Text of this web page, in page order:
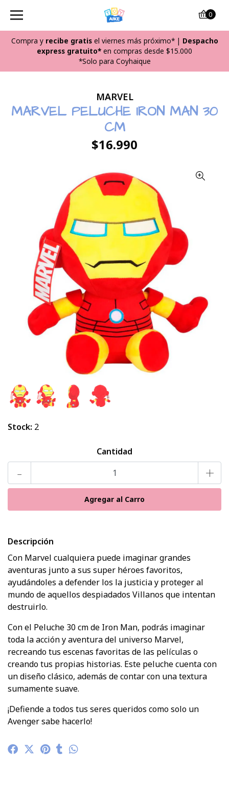
Compra y recibe gratisel viernes más próximo*| Despacho
express gratuito* en compras desde $15.000
*Solo para Coyhaique
0
MARVEL
MARVEL PELUCHE IRON MAN 30
CM
$16.990
Stock: 2
Cantidad
- +
Descripción
Con Marvel cualquiera puede imaginar grandes
aventuras junto a sus super héroes favoritos,
ayudándoles a defender los la justicia y proteger al
mundo de aquellos despiadados Villanos que intentan
destruirlo.
Con el Peluche 30 cm de Iron Man, podrás imaginar
toda la acción y aventura del universo Marvel,
recreando tus escenas favoritas de las películas o
creando tus propias historias. Este peluche cuenta con
un diseño clásico, además de contar con una textura
sumamente suave.
¡Defiende a todos tus seres queridos como solo un
Avenger sabe hacerlo!